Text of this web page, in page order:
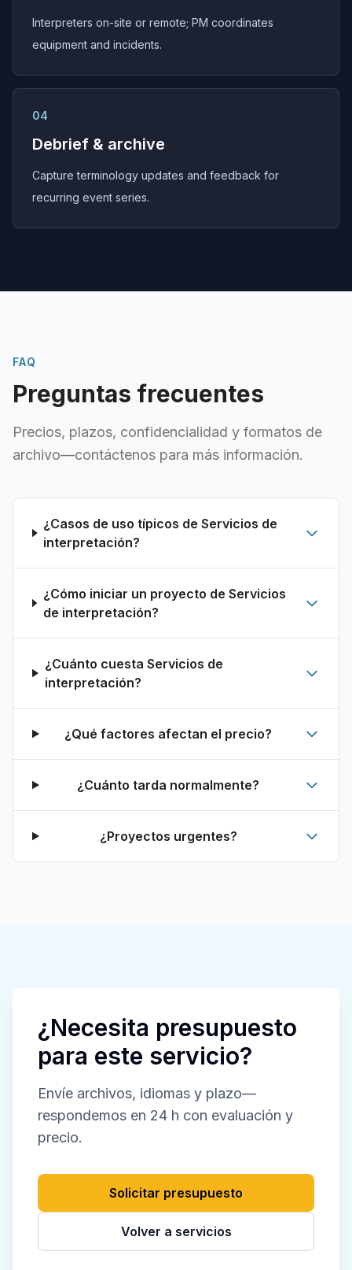
Interpreters on-site or remote; PM coordinates
equipment and incidents.
04
Debrief & archive
Capture terminology updates and feedback for
recurring event series.
FAQ
Preguntas frecuentes
Precios, plazos, confidencialidad y formatos de
archivo—contáctenos para más información.
¿Casos de uso típicos de Servicios de
interpretación?
¿Cómo iniciar un proyecto de Servicios
de interpretación?
¿Cuánto cuesta Servicios de
interpretación?
¿Qué factores afectan el precio?
¿Cuánto tarda normalmente?
¿Proyectos urgentes?
¿Necesita presupuesto
para este servicio?
Envíe archivos, idiomas y plazo—
respondemos en 24 h con evaluación y
precio.
Solicitar presupuesto
Volver a servicios